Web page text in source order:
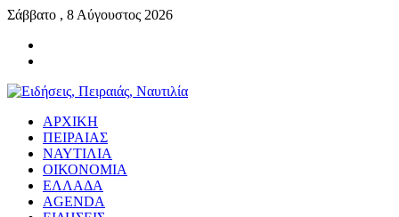
Σάββατο , 8 Αύγουστος 2026
ΑΡΧΙΚΗ
ΠΕΙΡΑΙΑΣ
ΝΑΥΤΙΛΙΑ
ΟΙΚΟΝΟΜΙΑ
ΕΛΛΑΔΑ
AGENDA